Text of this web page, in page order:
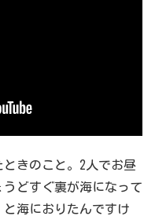
きのこと。2人でお昼
どすぐ裏が海になって
海におりたんですけ